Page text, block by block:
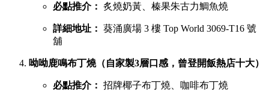
必點推介： 炙燒奶黃、榛果朱古力鯛魚燒
詳細地址： 葵涌廣場 3 樓 Top World 3069-T16 號
舖
呦呦鹿鳴布丁燒（自家製3層口感，曾登開飯熱店十大）
必點推介： 招牌椰子布丁燒、咖啡布丁燒